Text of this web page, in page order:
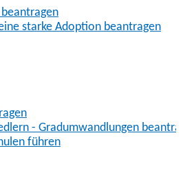
starke Adoption beantragen
- Gradumwandlungen beantragen
führen